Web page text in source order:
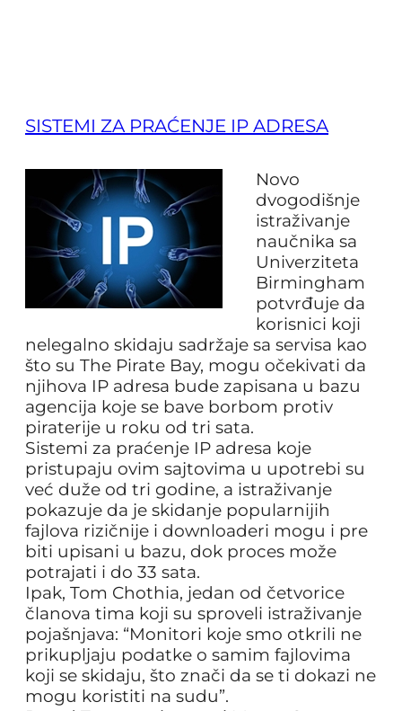
SISTEMI ZA PRAĆENJE IP ADRESA
Novo
dvogodišnje
istraživanje
naučnika sa
Univerziteta
Birmingham
potvrđuje da
korisnici koji
nelegalno skidaju sadržaje sa servisa kao
što su The Pirate Bay, mogu očekivati da
njihova IP adresa bude zapisana u bazu
agencija koje se bave borbom protiv
piraterije u roku od tri sata.
Sistemi za praćenje IP adresa koje
pristupaju ovim sajtovima u upotrebi su
već duže od tri godine, a istraživanje
pokazuje da je skidanje popularnijih
fajlova rizičnije i downloaderi mogu i pre
biti upisani u bazu, dok proces može
potrajati i do 33 sata.
Ipak, Tom Chothia, jedan od četvorice
članova tima koji su sproveli istraživanje
pojašnjava: “Monitori koje smo otkrili ne
prikupljaju podatke o samim fajlovima
koji se skidaju, što znači da se ti dokazi ne
mogu koristiti na sudu”.